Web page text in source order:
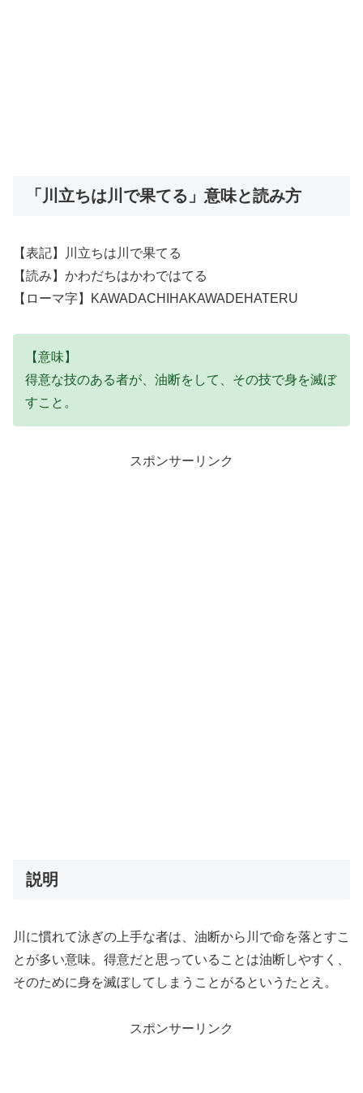
「川立ちは川で果てる」意味と読み方
【表記】川立ちは川で果てる
【読み】かわだちはかわではてる
【ローマ字】KAWADACHIHAKAWADEHATERU
【意味】
得意な技のある者が、油断をして、その技で身を滅ぼ
すこと。
スポンサーリンク
説明
川に慣れて泳ぎの上手な者は、油断から川で命を落とすこ
とが多い意味。得意だと思っていることは油断しやすく、
そのために身を滅ぼしてしまうことがるというたとえ。
スポンサーリンク